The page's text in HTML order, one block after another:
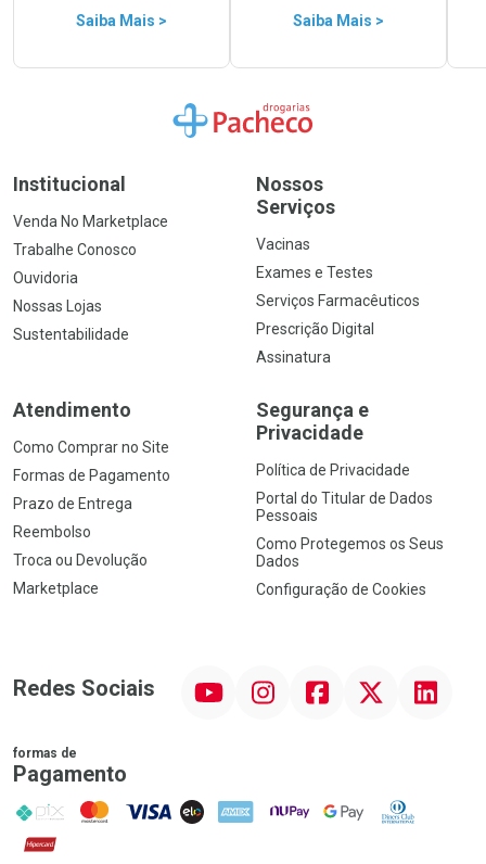
Saiba Mais > Saiba Mais >
Ir para a Home
Institucional
Venda No Marketplace
Trabalhe Conosco
Ouvidoria
Nossas Lojas
Sustentabilidade
Nossos
Serviços
Vacinas
Exames e Testes
Serviços Farmacêuticos
Prescrição Digital
Assinatura
Atendimento
Como Comprar no Site
Formas de Pagamento
Prazo de Entrega
Reembolso
Troca ou Devolução
Marketplace
Segurança e
Privacidade
Política de Privacidade
Portal do Titular de Dados
Pessoais
Como Protegemos os Seus
Dados
Configuração de Cookies
Redes Sociais InstagramFacebook Linkedin
formas de
Pagamento
PIX MasterCard
VISA ELO AMEX NuPay Google PayDiners Club
Hipercard